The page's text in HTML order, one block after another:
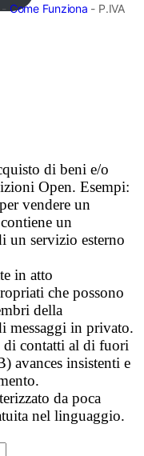
Come Funziona - P.IVA
di beni e/o
Open. Esempi:
vendere un
un
un servizio esterno
in atto
che possono
della
messaggi in privato.
di contatti al di fuori
avances insistenti e
da poca
nel linguaggio.